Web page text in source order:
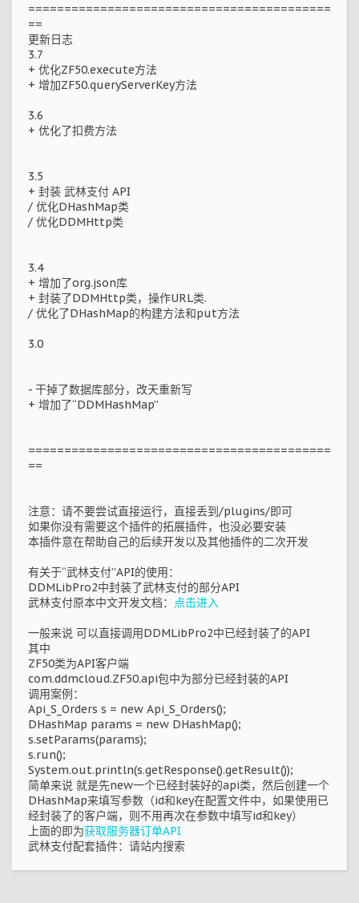
==========================================
==
更新日志
3.7
+ 优化ZF50.execute方法
+ 增加ZF50.queryServerKey方法
3.6
+ 优化了扣费方法
3.5
+ 封装 武林支付 API
/ 优化DHashMap类
/ 优化DDMHttp类
3.4
+ 增加了org.json库
+ 封装了DDMHttp类，操作URL类.
/ 优化了DHashMap的构建方法和put方法
3.0
- 干掉了数据库部分，改天重新写
+ 增加了“DDMHashMap”
==========================================
==
注意：请不要尝试直接运行，直接丢到/plugins/即可
如果你没有需要这个插件的拓展插件，也没必要安装
本插件意在帮助自己的后续开发以及其他插件的二次开发
有关于“武林支付”API的使用：
DDMLibPro2中封装了武林支付的部分API
武林支付原本中文开发文档： 点击进入
一般来说 可以直接调用DDMLibPro2中已经封装了的API
其中
ZF50类为API客户端
com.ddmcloud.ZF50.api包中为部分已经封装的API
调用案例：
Api_S_Orders s = new Api_S_Orders();
DHashMap params = new DHashMap();
s.setParams(params);
s.run();
System.out.println(s.getResponse().getResult());
简单来说 就是先new一个已经封装好的api类，然后创建一个
DHashMap来填写参数（id和key在配置文件中，如果使用已
经封装了的客户端，则不用再次在参数中填写id和key）
上面的即为获取服务器订单API
武林支付配套插件：请站内搜索